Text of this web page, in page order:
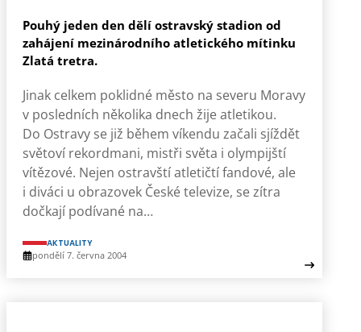
Pouhý jeden den dělí ostravský stadion od
zahájení mezinárodního atletického mítinku
Zlatá tretra.
Jinak celkem poklidné město na severu Moravy
v posledních několika dnech žije atletikou.
Do Ostravy se již během víkendu začali sjíždět
světoví rekordmani, mistři světa i olympijští
vítězové. Nejen ostravští atletičtí fandové, ale
i diváci u obrazovek České televize, se zítra
dočkají podívané na…
AKTUALITY
pondělí 7. června 2004